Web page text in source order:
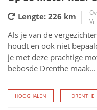
Lengte: 226 km
Als je van de
houdt en ook niet
je met deze prachtige
bebosde Drenthe maak...
HOOGHALEN DRENTHE